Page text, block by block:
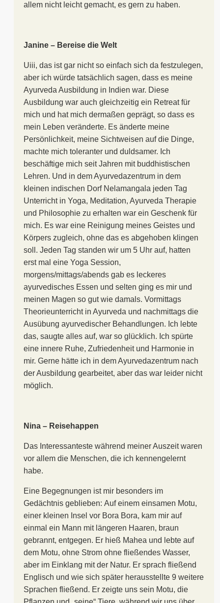
allem nicht leicht gemacht, es gern zu haben.
Janine – Bereise die Welt
Uiii, das ist gar nicht so einfach sich da festzulegen,
aber ich würde tatsächlich sagen, dass es meine
Ayurveda Ausbildung in Indien war. Diese
Ausbildung war auch gleichzeitig ein Retreat für
mich und hat mich dermaßen geprägt, so dass es
mein Leben veränderte. Es änderte meine
Persönlichkeit, meine Sichtweisen auf die Dinge,
machte mich toleranter und duldsamer. Ich
beschäftige mich seit Jahren mit buddhistischen
Lehren. Und in dem Ayurvedazentrum in dem
kleinen indischen Dorf Nelamangala jeden Tag
Unterricht in Yoga, Meditation, Ayurveda Therapie
und Philosophie zu erhalten war ein Geschenk für
mich. Es war eine Reinigung meines Geistes und
Körpers zugleich, ohne das es abgehoben klingen
soll. Jeden Tag standen wir um 5 Uhr auf, hatten
erst mal eine Yoga Session,
morgens/mittags/abends gab es leckeres
ayurvedisches Essen und selten ging es mir und
meinen Magen so gut wie damals. Vormittags
Theorieunterricht in Ayurveda und nachmittags die
Ausübung ayurvedischer Behandlungen. Ich lebte
das, saugte alles auf, war so glücklich. Ich spürte
eine innere Ruhe, Zufriedenheit und Harmonie in
mir. Gerne hätte ich in dem Ayurvedazentrum nach
der Ausbildung gearbeitet, aber das war leider nicht
möglich.
Nina – Reisehappen
Das Interessanteste während meiner Auszeit waren
vor allem die Menschen, die ich kennengelernt
habe.
Eine Begegnungen ist mir besonders im
Gedächtnis geblieben: Auf einem einsamen Motu,
einer kleinen Insel vor Bora Bora, kam mir auf
einmal ein Mann mit längeren Haaren, braun
gebrannt, entgegen. Er hieß Mahea und lebte auf
dem Motu, ohne Strom ohne fließendes Wasser,
aber im Einklang mit der Natur. Er sprach fließend
Englisch und wie sich später herausstellte 9 weitere
Sprachen fließend. Er zeigte uns sein Motu, die